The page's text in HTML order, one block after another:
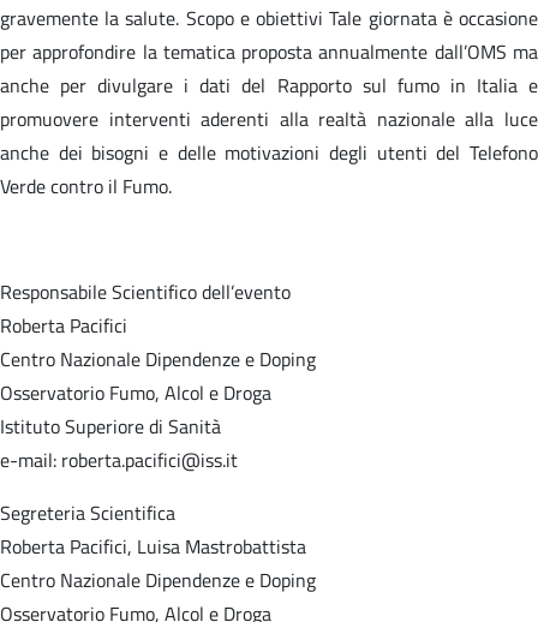
gravemente la salute. Scopo e obiettivi Tale giornata è occasione
per approfondire la tematica proposta annualmente dall’OMS ma
anche per divulgare i dati del Rapporto sul fumo in Italia e
promuovere interventi aderenti alla realtà nazionale alla luce
anche dei bisogni e delle motivazioni degli utenti del Telefono
Verde contro il Fumo.
Responsabile Scientifico dell’evento
Roberta Pacifici
Centro Nazionale Dipendenze e Doping
Osservatorio Fumo, Alcol e Droga
Istituto Superiore di Sanità
e-mail: roberta.pacifici@iss.it
Segreteria Scientifica
Roberta Pacifici, Luisa Mastrobattista
Centro Nazionale Dipendenze e Doping
Osservatorio Fumo, Alcol e Droga